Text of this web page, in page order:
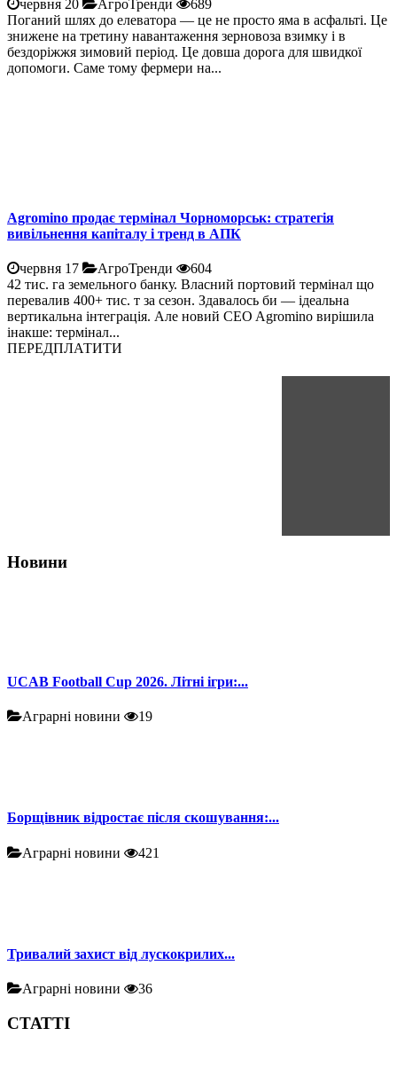
червня 20 АгроТренди
689
Поганий шлях до елеватора — це не просто яма в асфальті. Це
знижене на третину навантаження зерновоза взимку і в
бездоріжжя зимовий період. Це довша дорога для швидкої
допомоги. Саме тому фермери на...
Agromino продає термінал Чорноморськ: стратегія
вивільнення капіталу і тренд в АПК
червня 17 АгроТренди
604
42 тис. га земельного банку. Власний портовий термінал що
перевалив 400+ тис. т за сезон. Здавалось би — ідеальна
вертикальна інтеграція. Але новий CEO Agromino вирішила
інакше: термінал...
ПЕРЕДПЛАТИТИ
Новини
UCAB Football Cup 2026. Літні ігри:...
Аграрні новини 19
Борщівник відростає після скошування:...
Аграрні новини 421
Тривалий захист від лускокрилих...
Аграрні новини 36
СТАТТІ